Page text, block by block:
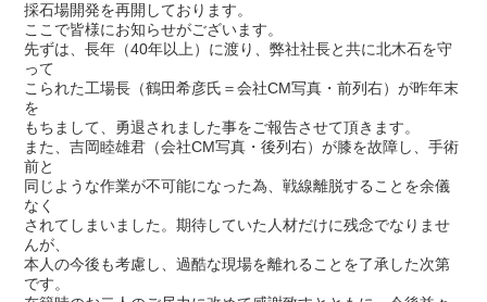
採石場開発を再開しております。
ここで皆様にお知らせがございます。
先ずは、長年（40年以上）に渡り、弊社社長と共に北木石を守
って
こられた工場長（鶴田希彦氏＝会社CM写真・前列右）が昨年末
を
もちまして、勇退されました事をご報告させて頂きます。
また、吉岡睦雄君（会社CM写真・後列右）が膝を故障し、手術
前と
同じような作業が不可能になった為、戦線離脱することを余儀
なく
されてしまいました。期待していた人材だけに残念でなりませ
んが、
本人の今後も考慮し、過酷な現場を離れることを了承した次第
です。